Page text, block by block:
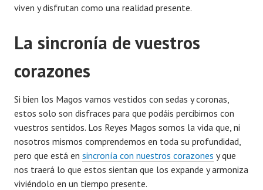
viven y disfrutan como una realidad presente.
La sincronía de vuestros
corazones
Si bien los Magos vamos vestidos con sedas y coronas,
estos solo son disfraces para que podáis percibirnos con
vuestros sentidos. Los Reyes Magos somos la vida que, ni
nosotros mismos comprendemos en toda su profundidad,
pero que está en sincronía con nuestros corazones y que
nos traerá lo que estos sientan que los expande y armoniza
viviéndolo en un tiempo presente.